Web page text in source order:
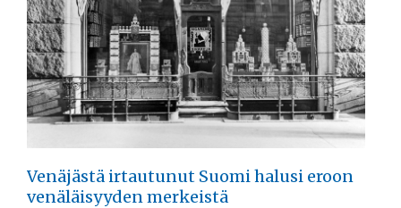
Venäjästä irtautunut Suomi halusi eroon
venäläisyyden merkeistä